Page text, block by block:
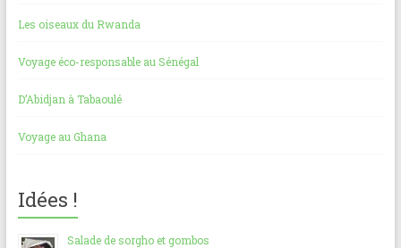
Les oiseaux du Rwanda
Voyage éco-responsable au Sénégal
D’Abidjan à Tabaoulé
Voyage au Ghana
Idées !
Salade de sorgho et gombos